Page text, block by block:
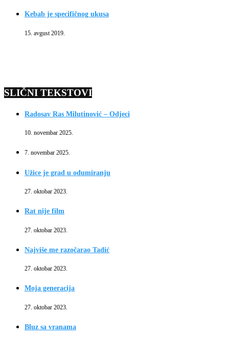
Kebab je specifičnog ukusa
15. avgust 2019.
SLIČNI TEKSTOVI
Radosav Ras Milutinović – Odjeci
10. novembar 2025.
7. novembar 2025.
Užice je grad u odumiranju
27. oktobar 2023.
Rat nije film
27. oktobar 2023.
Najviše me razočarao Tadić
27. oktobar 2023.
Moja generacija
27. oktobar 2023.
Bluz sa vranama